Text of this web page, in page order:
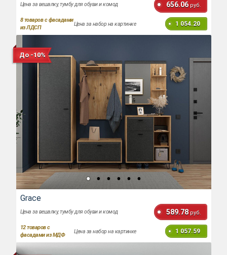
Цена за вешалку, тумбу для обуви и комод 656.06 руб.
8 товаров с фасадами
из ЛДСП
Цена за набор на картинке 1 054.20
До -10%
Grace
Цена за вешалку, тумбу для обуви и комод 589.78 руб.
12товаров с
фасадами из МДФ
Цена за набор на картинке 1 057.59